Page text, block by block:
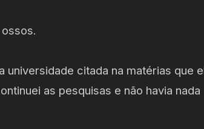
universidade citada na matérias que
as pesquisas e não havia nada